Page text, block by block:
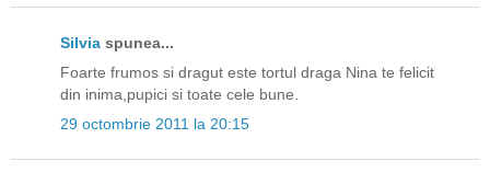
Silvia spunea...
Foarte frumos si dragut este tortul draga Nina te felicit
din inima,pupici si toate cele bune.
29 octombrie 2011 la 20:15